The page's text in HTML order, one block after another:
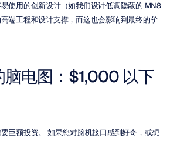
使用的创新设计（如我们设计低调隐蔽的 MN8
端工程和设计支撑，而这也会影响到最终的价
脑电图：$1,000 以下
巨额投资。 如果您对脑机接口感到好奇，或想